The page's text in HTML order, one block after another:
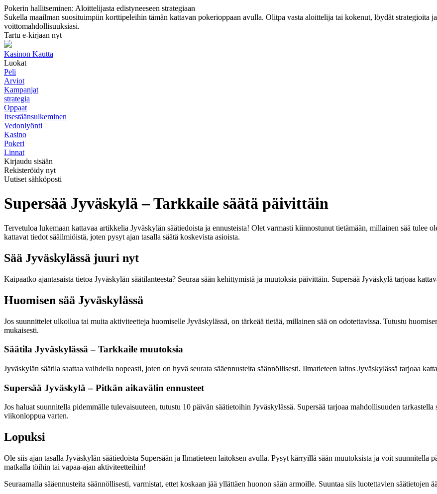
Pokerin hallitseminen: Aloittelijasta edistyneeseen strategiaan
Sukella maailman suosituimpiin korttipeleihin tämän kattavan pokerioppaan avulla. Olitpa vasta aloittelija tai kokenut, löydät strategioita
voittomahdollisuuksiasi.
Tartu e-kirjaan nyt
Kasinon Kautta
Luokat
Peli
Arviot
Kampanjat
strategia
Oppaat
Itsestäänsulkeminen
Vedonlyönti
Kasino
Pokeri
Linnat
Kirjaudu sisään
Rekisteröidy nyt
Uutiset sähköposti
Supersää Jyväskylä – Tarkkaile säätä päivittäin
Tervetuloa lukemaan kattavaa artikkelia Jyväskylän säätiedoista ja ennusteista! Olet varmasti kiinnostunut tietämään, millainen sää tulee
kattavat tiedot sääilmiöistä, joten pysyt ajan tasalla säätä koskevista asioista.
Sää Jyväskylässä juuri nyt
Kaipaatko ajantasaista tietoa Jyväskylän säätilanteesta? Seuraa sään kehittymistä ja muutoksia päivittäin. Supersää Jyväskylä tarjoaa
Huomisen sää Jyväskylässä
Jos suunnittelet ulkoilua tai muita aktiviteetteja huomiselle Jyväskylässä, on tärkeää tietää, millainen sää on odotettavissa. Tutustu
mukaisesti.
Säätila Jyväskylässä – Tarkkaile muutoksia
Jyväskylän säätila saattaa vaihdella nopeasti, joten on hyvä seurata sääennusteita säännöllisesti. Ilmatieteen laitos Jyväskylässä tarjoaa
Supersää Jyväskylä – Pitkän aikavälin ennusteet
Jos haluat suunnitella pidemmälle tulevaisuuteen, tutustu 10 päivän säätietoihin Jyväskylässä. Supersää tarjoaa mahdollisuuden
viikonloppua varten.
Lopuksi
Ole siis ajan tasalla Jyväskylän säätiedoista Supersään ja Ilmatieteen laitoksen avulla. Pysyt kärryillä sään muutoksista ja voit suunnitella
matkalla töihin tai vapaa-ajan aktiviteetteihin!
Seuraamalla sääennusteita säännöllisesti, varmistat, ettet koskaan jää yllättäen huonon sään armoille. Suuntaa siis luotettavien säätietojen